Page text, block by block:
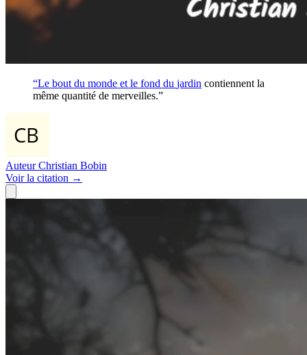
“Le bout du monde et le fond du jardin contiennent la
même quantité de merveilles.”
Auteur Christian Bobin
Voirla citation →